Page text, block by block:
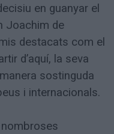
en guanyar el
Joachim de
destacats com el
d’aquí, la seva
sostinguda
i internacionals.